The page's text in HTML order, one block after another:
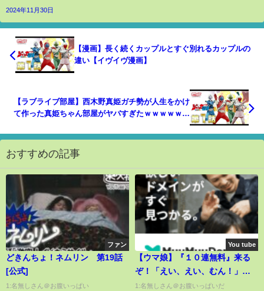
2024年11月30日
【漫画】長く続くカップルとすぐ別れるカップルの
違い【イヴイヴ漫画】
【ラブライブ部屋】西木野真姫ガチ勢が人生をかけ
て作った真姫ちゃん部屋がヤバすぎたｗｗｗｗｗｗ
おすすめの記事
ファン
どきんちょ！ネムリン 第19話
[公式]
1:名無しさん＠お腹いっぱい
You tube
【ウマ娘】『１０連無料』来る
ぞ！「えい、えい、むん！」す
る準備できてる？ウマ娘アニバ
1:名無しさん＠お腹いっぱいだ